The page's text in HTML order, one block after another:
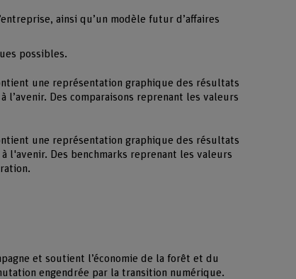
ainsi qu’un modèle futur d’affaires
possibles.
une représentation graphique des résultats
l’avenir. Des comparaisons reprenant les valeurs
une représentation graphique des résultats
Des benchmarks reprenant les valeurs
et soutient l’économie de la forêt et du
engendrée par la transition numérique.